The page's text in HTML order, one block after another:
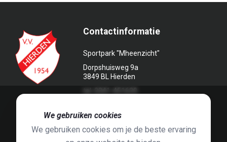
Contactinformatie
Sportpark "Mheenzicht"
Dorpshuisweg 9a
3849 BL Hierden
We gebruiken cookies
We gebruiken cookies om je de beste ervaring